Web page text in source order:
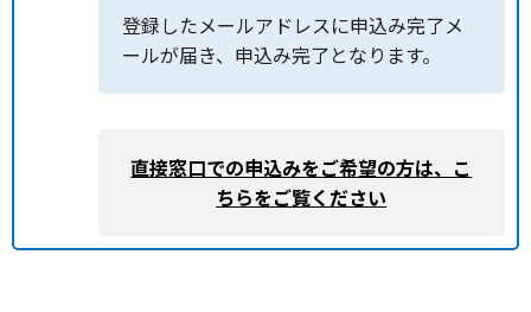
登録したメールアドレスに申込み完了メ
ールが届き、申込み完了となります。
直接窓口での申込みをご希望の方は、こ
ちらをご覧ください